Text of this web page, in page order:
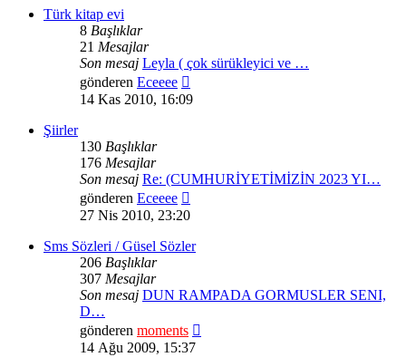
Türk kitap evi
8 Başlıklar
21 Mesajlar
Son mesaj Leyla ( çok sürükleyici ve …
gönderen Eceeee
mesajı
14 Kas 2010, 16:09
Şiirler
130 Başlıklar
176 Mesajlar
Son mesaj Re: (CUMHURİYETİMİZİN 2023 YI…
gönderen Eceeee
mesajı
27 Nis 2010, 23:20
Sms Sözleri / Güsel Sözler
206 Başlıklar
307 Mesajlar
Son mesaj DUN RAMPADA GORMUSLER SENI,
D…
gönderen moments
14 Ağu 2009, 15:37